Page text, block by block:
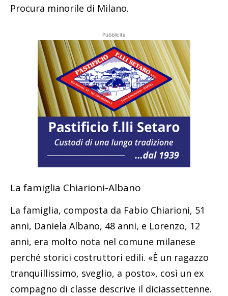
Procura minorile di Milano.
Pubblicità
La famiglia Chiarioni-Albano
La famiglia, composta da Fabio Chiarioni, 51
anni, Daniela Albano, 48 anni, e Lorenzo, 12
anni, era molto nota nel comune milanese
perché storici costruttori edili. «È un ragazzo
tranquillissimo, sveglio, a posto», così un ex
compagno di classe descrive il diciassettenne.